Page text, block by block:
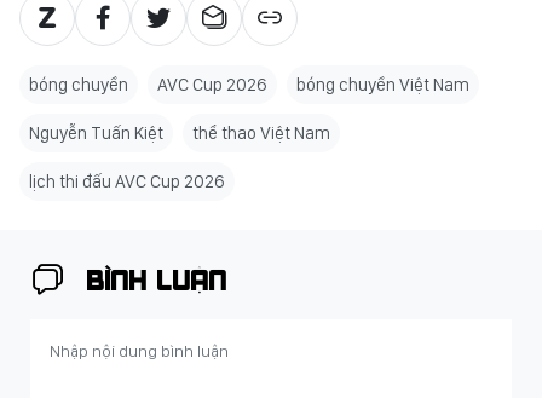
bóng chuyền AVC Cup 2026 bóng chuyền Việt Nam
Nguyễn Tuấn Kiệt thể thao Việt Nam
lịch thi đấu AVC Cup 2026
BÌNH LUẬN